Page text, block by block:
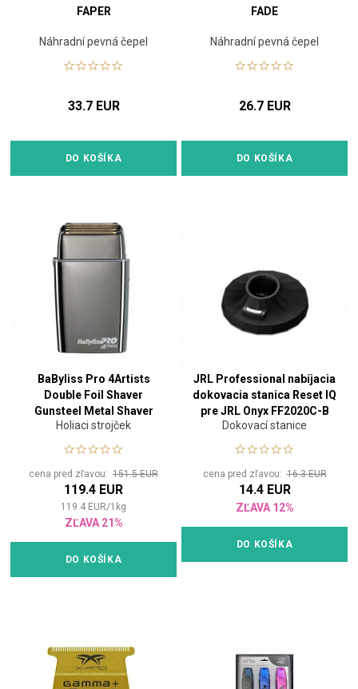
FAPER
Náhradní pevná čepel
33.7 EUR
DO KOŠÍKA
FADE
Náhradní pevná čepel
26.7 EUR
DO KOŠÍKA
BaByliss Pro 4Artists
Double Foil Shaver
Gunsteel Metal Shaver
Holiaci strojček
cena pred zľavou: 151.5 EUR
119.4 EUR
119.4 EUR/1 kg
ZĽAVA 21%
DO KOŠÍKA
JRL Professional nabíjacia
dokovacia stanica Reset IQ
pre JRL Onyx FF2020C-B
Dokovací stanice
cena pred zľavou:16.3 EUR
14.4 EUR
ZĽAVA 12%
DO KOŠÍKA